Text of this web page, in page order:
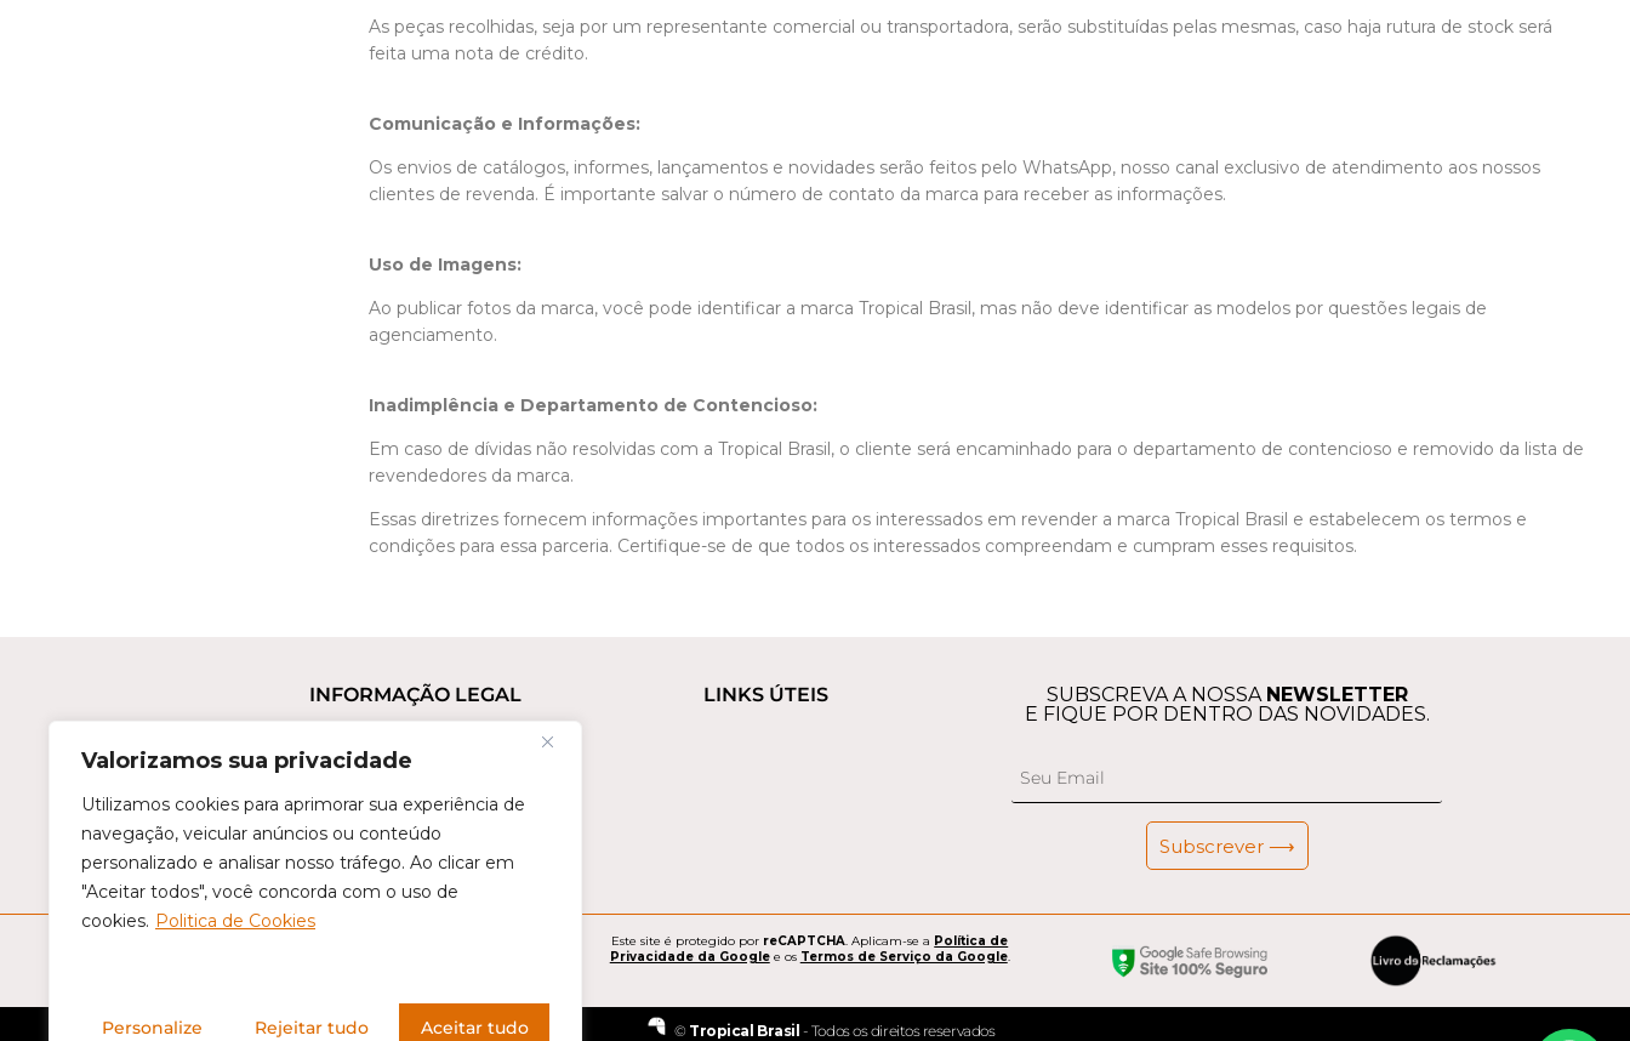
Valorizamos sua privacidade
Utilizamos cookies para aprimorar sua experiência de
navegação, veicular anúncios ou conteúdo
personalizado e analisar nosso tráfego. Ao clicar em
"Aceitar todos", você concorda com o uso de
cookies. Politica de Cookies
Personalize Rejeitar tudo Aceitar tudo
As peças recolhidas, seja por um representante comercial ou transportadora, serão substituídas pelas mesmas, caso haja rutura de stock será
feita uma nota de crédito.
Comunicação e Informações:
Os envios de catálogos, informes, lançamentos e novidades serão feitos pelo WhatsApp, nosso canal exclusivo de atendimento aos nossos
clientes de revenda. É importante salvar o número de contato da marca para receber as informações.
Uso de Imagens:
Ao publicar fotos da marca, você pode identificar a marca Tropical Brasil, mas não deve identificar as modelos por questões legais de
agenciamento.
Inadimplência e Departamento de Contencioso:
Em caso de dívidas não resolvidas com a Tropical Brasil, o cliente será encaminhado para o departamento de contencioso e removido da lista de
revendedores da marca.
Essas diretrizes fornecem informações importantes para os interessados em revender a marca Tropical Brasil e estabelecem os termos e
condições para essa parceria. Certifique-se de que todos os interessados compreendam e cumpram esses requisitos.
INFORMAÇÃO LEGAL
Política de Privacidade
Trocas e Devoluções
Perguntas Frequentes
Condições de Revenda
LINKS ÚTEIS SUBSCREVA A NOSSA NEWSLETTER
E FIQUE POR DENTRO DAS NOVIDADES.
Subscrever ⟶
Este site é protegido por reCAPTCHA. Aplicam-se a Política de
Privacidade da Googlee os Termos de Serviço da Google.
© Tropical Brasil - Todos os direitos reservados